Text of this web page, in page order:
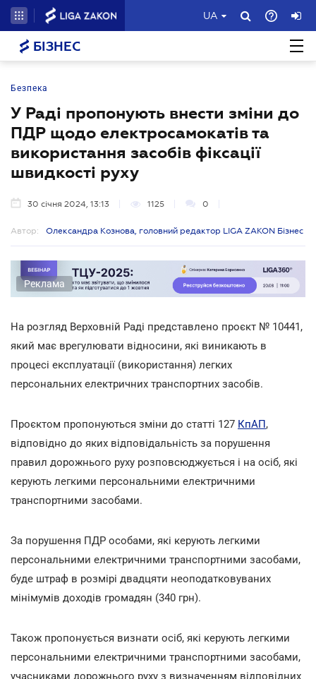
UA
БІЗНЕС
Безпека
У Раді пропонують внести зміни до
ПДР щодо електросамокатів та
використання засобів фіксації
швидкості руху
30 січня 2024, 13:13 1125 0
Автор: Олександра Кознова, головний редактор LIGA ZAKON Бізнес
Реклама
На розгляд Верховній Раді представлено проєкт № 10441,
який має врегулювати відносини, які виникають в
процесі експлуатації (використання) легких
персональних електричних транспортних засобів.
Проєктом пропонуються зміни до статті 127 КпАП,
відповідно до яких відповідальність за порушення
правил дорожнього руху розповсюджується і на осіб, які
керують легкими персональними електричними
транспортними засобами.
За порушення ПДР особами, які керують легкими
персональними електричними транспортними засобами,
буде штраф в розмірі двадцяти неоподатковуваних
мінімумів доходів громадян (340 грн).
Також пропонується визнати осіб, які керують легкими
персональними електричними транспортними засобами,
учасниками дорожнього руху з визначенням відповідних